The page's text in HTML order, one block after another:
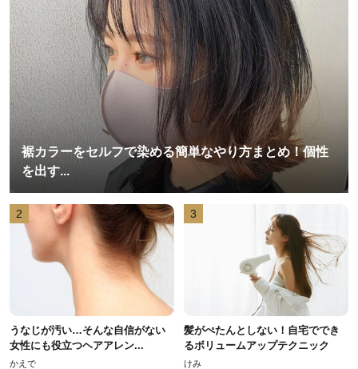
裾カラーをセルフで染める簡単なやり方まとめ！個性
を出す...
2
うなじが汚い…そんな自信がない
女性にも役立つヘアアレン...
かえで
3
髪がぺたんとしない！自宅ででき
るボリュームアップテクニック
けみ